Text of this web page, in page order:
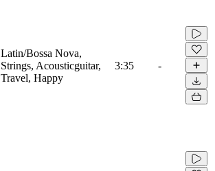
Latin/Bossa Nova,
Strings, Acousticguitar,
Travel, Happy
3:35 -